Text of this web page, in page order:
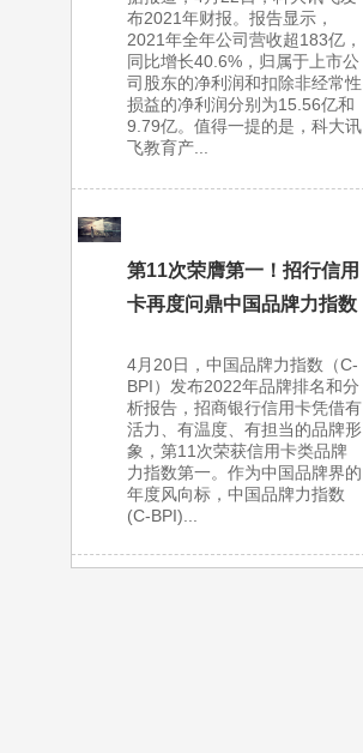
布2021年财报。报告显示，
2021年全年公司营收超183亿，
同比增长40.6%，归属于上市公
司股东的净利润和扣除非经常性
损益的净利润分别为15.56亿和
9.79亿。值得一提的是，科大讯
飞教育产...
第11次荣膺第一！招行信用
卡再度问鼎中国品牌力指数
4月20日，中国品牌力指数（C-
BPI）发布2022年品牌排名和分
析报告，招商银行信用卡凭借有
活力、有温度、有担当的品牌形
象，第11次荣获信用卡类品牌
力指数第一。作为中国品牌界的
年度风向标，中国品牌力指数
(C-BPI)...